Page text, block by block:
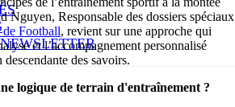
Nguyen, Responsable des dossiers spéciaux
de Football, revient sur une approche qui
et l’accompagnement personnalisé
des savoirs.
logique de terrain d'entraînement ?